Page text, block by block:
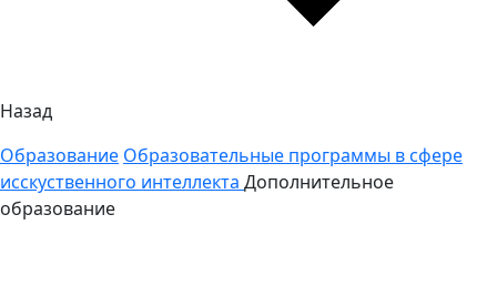
Назад
Образование Образовательные программы в сфере
исскуственного интеллекта Дополнительное
образование